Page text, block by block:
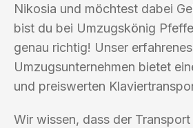
Nikosia und möchtest dabei
bist du bei Umzugskönig
genau richtig! Unser erfahrenes
Umzugsunternehmen bietet
und preiswerten
Wir wissen, dass der